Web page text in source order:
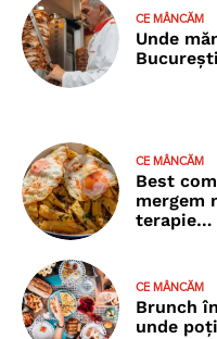
CE MÂNCĂM
Unde
București
CE MÂNCĂM
Best
mergem
terapie…
CE MÂNCĂM
Brunch
unde